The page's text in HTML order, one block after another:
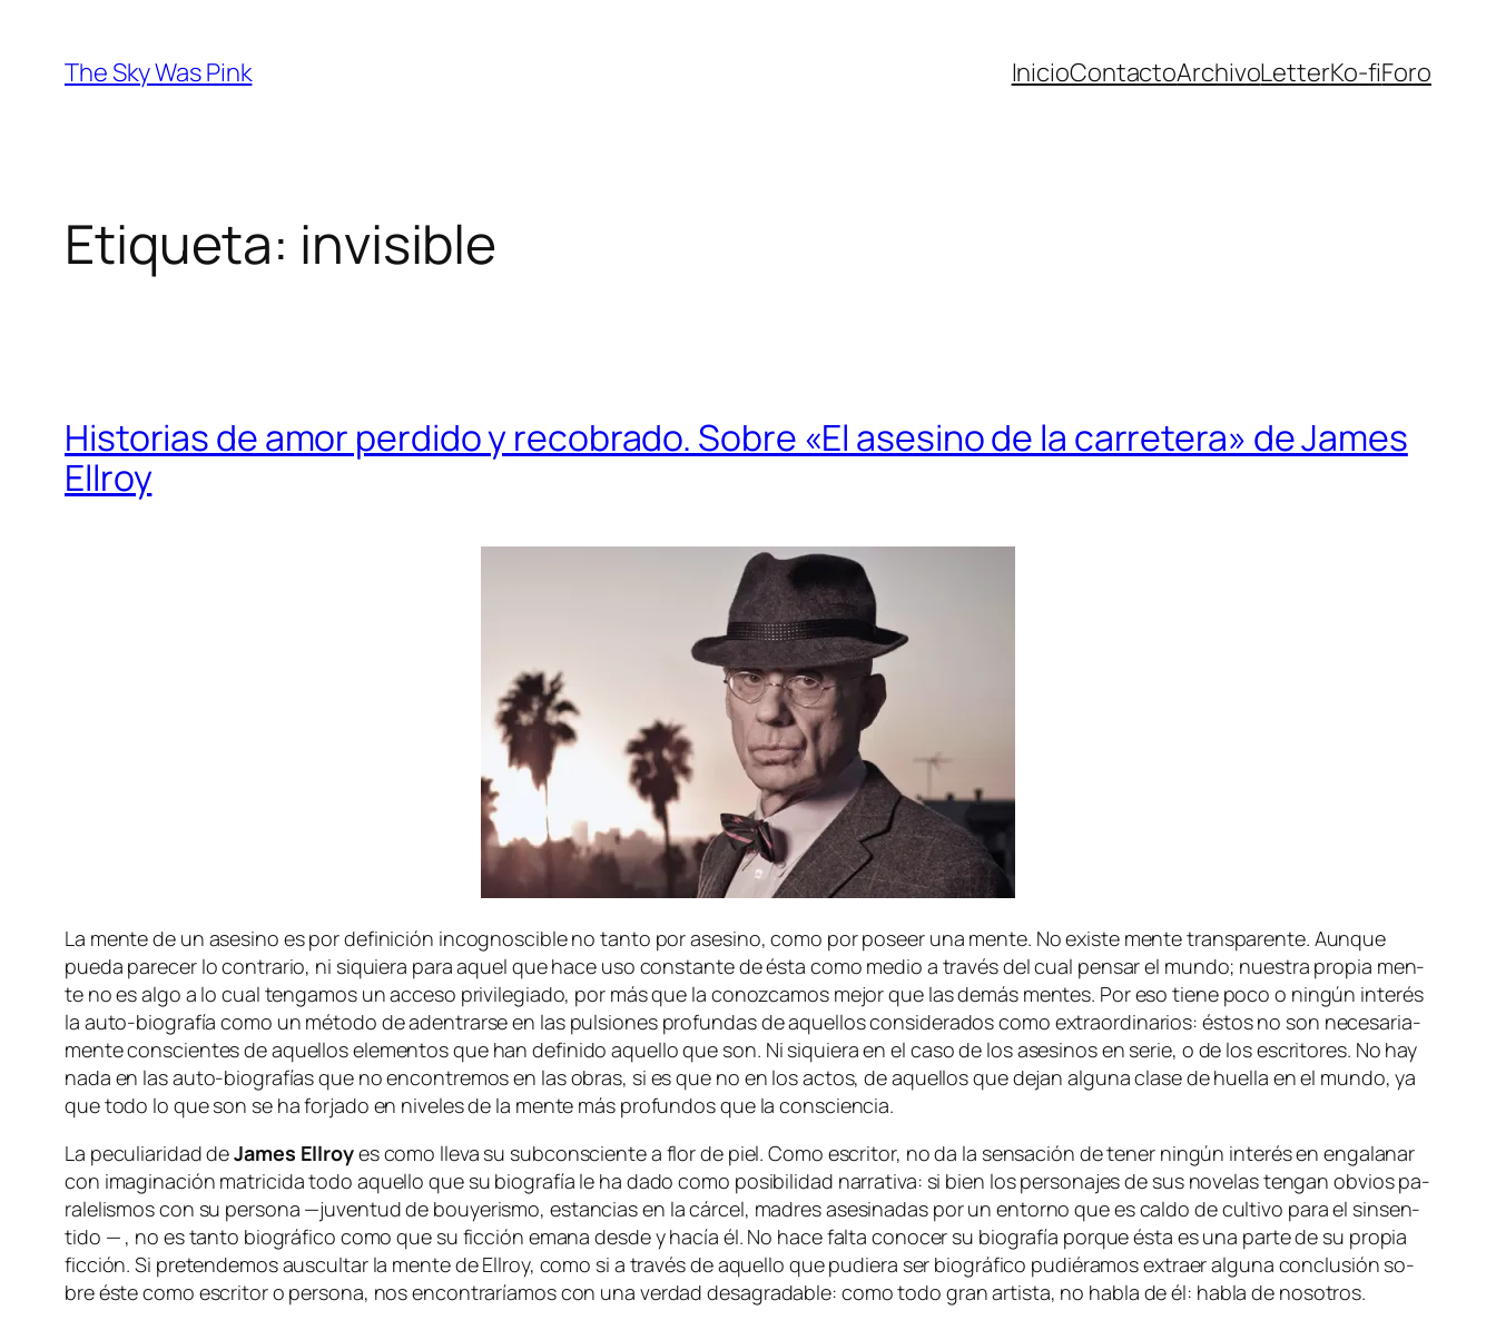
contenido
The Sky Was Pink InicioContactoArchivoLetterKo-fiForo
Etiqueta: invisible
Historias de amor perdido y recobrado. Sobre «El asesino de la carretera» de James
Ellroy
La men­te de un ase­sino es por de­fi­ni­ción in­cog­nos­ci­ble no tan­to por ase­sino, co­mo por po­seer una men­te. No exis­te men­te trans­pa­ren­te. Aunque
pue­da pa­re­cer lo con­tra­rio, ni si­quie­ra pa­ra aquel que ha­ce uso cons­tan­te de és­ta co­mo me­dio a tra­vés del cual pen­sar el mun­do; nues­tra pro­pia men­
te no es al­go a lo cual ten­ga­mos un ac­ce­so pri­vi­le­gia­do, por más que la co­noz­ca­mos me­jor que las de­más men­tes. Por eso tie­ne po­co o nin­gún in­te­rés
la auto-biografía co­mo un mé­to­do de aden­trar­se en las pul­sio­nes pro­fun­das de aque­llos con­si­de­ra­dos co­mo ex­tra­or­di­na­rios: és­tos no son ne­ce­sa­ria­
men­te cons­cien­tes de aque­llos ele­men­tos que han de­fi­ni­do aque­llo que son. Ni si­quie­ra en el ca­so de los ase­si­nos en se­rie, o de los es­cri­to­res. No hay
na­da en las auto-biografías que no en­con­tre­mos en las obras, si es que no en los ac­tos, de aque­llos que de­jan al­gu­na cla­se de hue­lla en el mun­do, ya
que to­do lo que son se ha for­ja­do en ni­ve­les de la men­te más pro­fun­dos que la consciencia.
La pe­cu­lia­ri­dad deJames Ellroyes co­mo lle­va su sub­cons­cien­te a flor de piel. Como es­cri­tor, no da la sen­sa­ción de te­ner nin­gún in­te­rés en en­ga­la­nar
con ima­gi­na­ción ma­tri­ci­da to­do aque­llo que su bio­gra­fía le ha da­do co­mo po­si­bi­li­dad na­rra­ti­va: si bien los per­so­na­jes de sus no­ve­las ten­gan ob­vios pa­
ra­le­lis­mos con su per­so­na —ju­ven­tud de bou­ye­ris­mo, es­tan­cias en la cár­cel, ma­dres ase­si­na­das por un en­torno que es cal­do de cul­ti­vo pa­ra el sin­sen­
ti­do — , no es tan­to bio­grá­fi­co co­mo que su fic­ción ema­na des­de y ha­cía él. No ha­ce fal­ta co­no­cer su bio­gra­fía por­que és­ta es una par­te de su pro­pia
fic­ción. Si pre­ten­de­mos aus­cul­tar la men­te de Ellroy, co­mo si a tra­vés de aque­llo que pu­die­ra ser bio­grá­fi­co pu­dié­ra­mos ex­traer al­gu­na con­clu­sión so­
bre és­te co­mo es­cri­tor o per­so­na, nos en­con­tra­ría­mos con una ver­dad des­agra­da­ble: co­mo to­do gran ar­tis­ta, no ha­bla de él: ha­bla de nosotros.